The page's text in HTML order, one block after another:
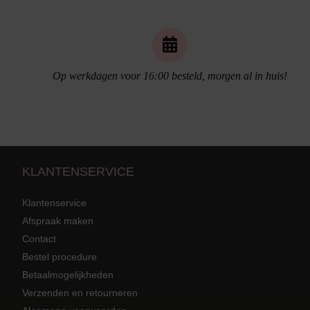
Op werkdagen voor 16:00 besteld, morgen al in huis!
KLANTENSERVICE
Klantenservice
Afspraak maken
Contact
Bestel procedure
Betaalmogelijkheden
Verzenden en retourneren
Strandkleding
terug
Alle Strandkleding
Badmode met structuur stof Zwarte